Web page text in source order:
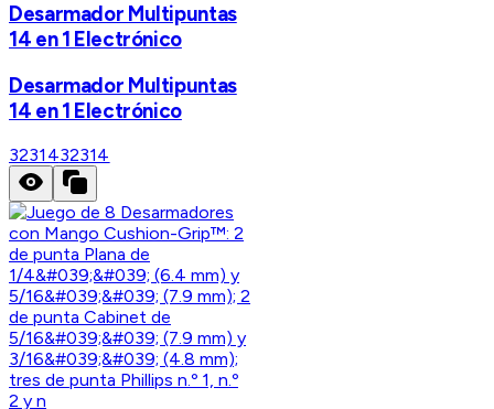
Desarmador Multipuntas
14 en 1 Electrónico
Desarmador Multipuntas
14 en 1 Electrónico
3231432314